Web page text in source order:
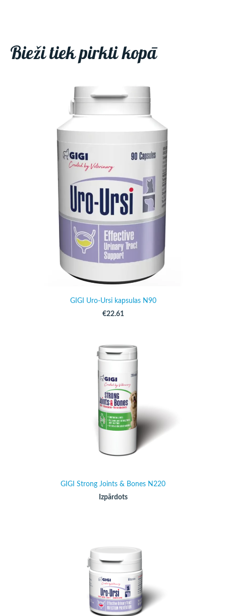
Bieži tiek pirkti kopā
GIGI Uro-Ursi kapsulas N90
€22.61
GIGI Strong Joints & Bones N220
Izpārdots